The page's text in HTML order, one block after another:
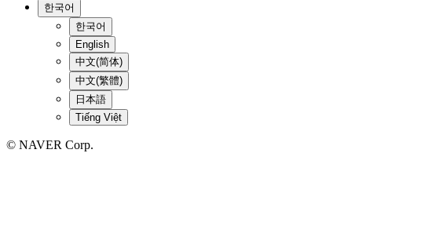
한국어
한국어
English
中文(简体)
中文(繁體)
日本語
Tiếng Việt
© NAVER Corp.